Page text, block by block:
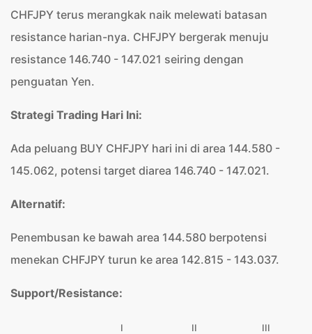
CHFJPY terus merangkak naik melewati batasan
resistance harian-nya. CHFJPY bergerak menuju
resistance 146.740 - 147.021 seiring dengan
penguatan Yen.
Strategi Trading Hari Ini:
Ada peluang BUY CHFJPY hari ini di area 144.580 -
145.062, potensi target diarea 146.740 - 147.021.
Alternatif:
Penembusan ke bawah area 144.580 berpotensi
menekan CHFJPY turun ke area 142.815 - 143.037.
Support/Resistance:
I II III